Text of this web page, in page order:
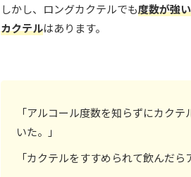
しかし、ロングカクテルでも度数が強
カクテルはあります。
「アルコール度数を知らずにカク
いた。」
「カクテルをすすめられて飲んだ